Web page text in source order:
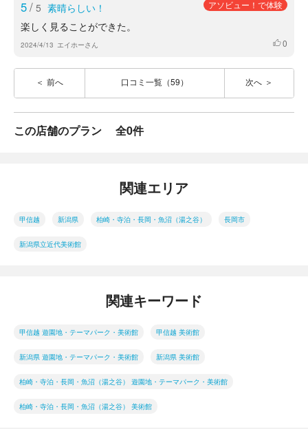
5/ 5 素晴らしい！ アソビュー！で体験
楽しく見ることができた。
2024/4/13 エイホーさん いいね
0
前へ 口コミ一覧（59） 次へ
この店舗のプラン 全0件
関連エリア
甲信越 新潟県 柏崎・寺泊・長岡・魚沼（湯之谷） 長岡市
新潟県立近代美術館
関連キーワード
甲信越 遊園地・テーマパーク・美術館 甲信越 美術館
新潟県 遊園地・テーマパーク・美術館 新潟県 美術館
柏崎・寺泊・長岡・魚沼（湯之谷） 遊園地・テーマパーク・美術館
柏崎・寺泊・長岡・魚沼（湯之谷） 美術館